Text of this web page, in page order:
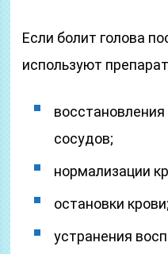
Если болит голова
используют
сосудов;
нормализации
остановки крови;
устранения